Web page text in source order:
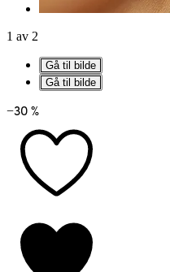
1 av 2
Gå til bilde
Gå til bilde
−30 %